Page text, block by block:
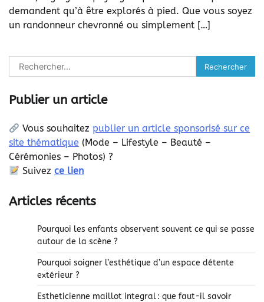
demandent qu’à être explorés à pied. Que vous soyez
un randonneur chevronné ou simplement […]
Rechercher :
Publier un article
Vous souhaitezpublier un article sponsorisé sur ce
site thématique (Mode – Lifestyle – Beauté –
Cérémonies – Photos) ?
Suivezce lien
Articles récents
Pourquoi les enfants observent souvent ce qui se passe
autour de la scène ?
Pourquoi soigner l’esthétique d’un espace détente
extérieur ?
Estheticienne maillot integral : que faut-il savoir